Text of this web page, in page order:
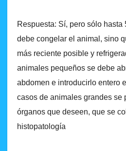
Respuesta: Sí, pero sólo hasta
debe congelar el animal, sino
más reciente posible y
animales pequeños se debe
abdomen e introducirlo entero
casos de animales grandes se
órganos que deseen, que se
histopatología